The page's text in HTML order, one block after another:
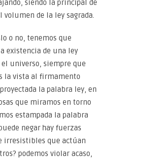
siendo la principal de
volumen de la ley sagrada.
o no, tenemos que
existencia de una ley
el universo, siempre que
la vista al firmamento
la palabra ley, en
que miramos en torno
estampada la palabra
negar hay fuerzas
irresistibles que actúan
podemos violar acaso,